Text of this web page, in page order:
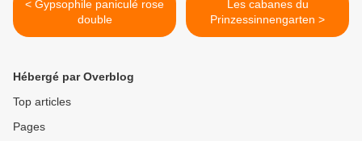
< Gypsophile paniculé rose
double
Les cabanes du
Prinzessinnengarten >
Hébergé par Overblog
Top articles
Pages